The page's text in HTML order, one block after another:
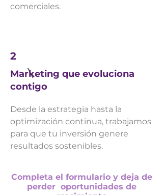
comerciales.
2
Marketing que evoluciona
contigo
Desde la estrategia hasta la
optimización continua, trabajamos
para que tu inversión genere
resultados sostenibles.
Completa el formulario y deja de
perder oportunidades de